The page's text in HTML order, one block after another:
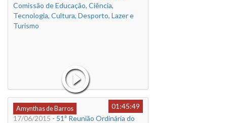
Comissão de Educação, Ciência,
Tecnologia, Cultura, Desporto, Lazer e
Turismo
Amynthas de Barros
01:45:49
17/06/2015 - 51ª Reunião Ordinária do